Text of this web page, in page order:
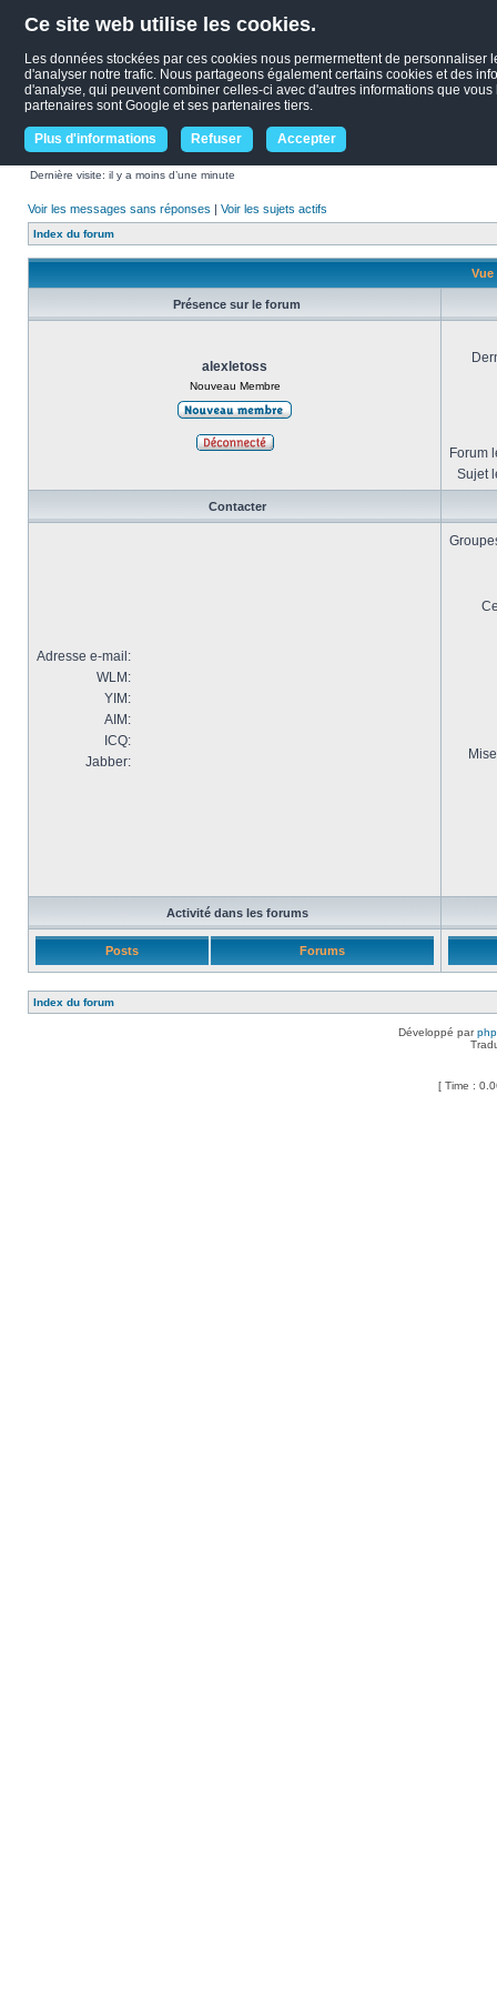
Ce site web utilise les cookies.
Les données stockées par ces cookies nous permermettent de
d'analyser notre trafic. Nous partageons également certains cookies et des
d'analyse, qui peuvent combiner celles-ci avec d'autres informations que
partenaires sont Google et ses partenaires tiers.
Plus d'informations Refuser Accepter
Dernière visite: il y a moins d’une minute
Voir les messages sans réponses | Voir les sujets actifs
Index du forum
Présence sur le forum
alexletoss
Nouveau Membre
Forum
Sujet
Contacter
Adresse e-mail:
WLM:
YIM:
AIM:
ICQ:
Jabber:
Activité dans les forums
Posts Forums
Index du forum
Développé par
[ Time :